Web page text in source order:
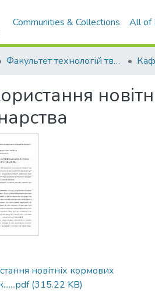
Communities & Collections All of
Факультет технологій тваринництва та продовольства
новітніх кормових
(315.22 KB)